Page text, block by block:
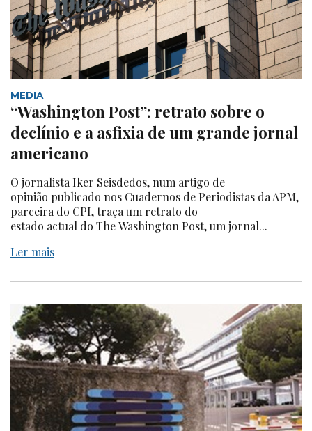
MEDIA
“Washington Post”: retrato sobre o
declínio e a asfixia de um grande jornal
americano
O jornalista Iker Seisdedos, num artigo de
opinião publicado nos Cuadernos de Periodistas da APM,
parceira do CPI, traça um retrato do
estado actual do The Washington Post, um jornal...
Ler mais